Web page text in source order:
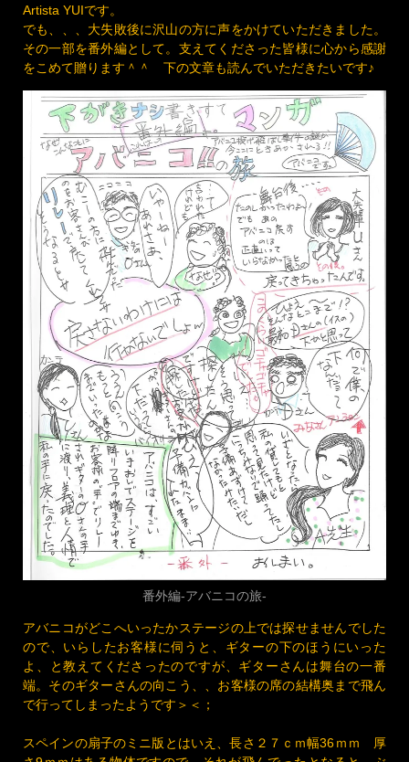
Artista YUIです。
でも、、、大失敗後に沢山の方に声をかけていただきました。
その一部を番外編として。支えてくださった皆様に心から感謝
をこめて贈ります＾＾ 下の文章も読んでいただきたいです♪
番外編-アバニコの旅-
アバニコがどこへいったかステージの上では探せませんでした
ので、いらしたお客様に伺うと、ギターの下のほうにいった
よ、と教えてくださったのですが、ギターさんは舞台の一番
端。そのギターさんの向こう、、お客様の席の結構奥まで飛ん
で行ってしまったようです＞＜；
スペインの扇子のミニ版とはいえ、長さ２７ｃｍ幅36ｍｍ 厚